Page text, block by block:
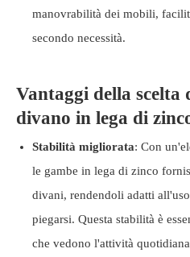
manovrabilità dei mobili,
secondo necessità.
Vantaggi della scelta
divano in lega di
Stabilità migliorata: Con
le gambe in lega di zinco
divani, rendendoli adatti
piegarsi. Questa stabilità è
che vedono l'attività